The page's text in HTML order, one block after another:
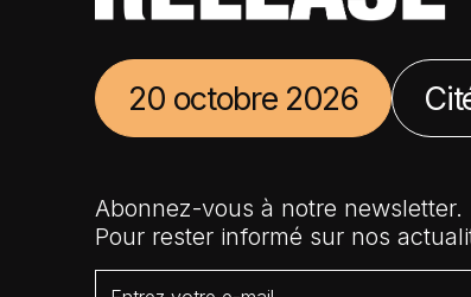
20 octobre 2026
Abonnez-vous à notre newsletter.
Pour rester informé sur nos